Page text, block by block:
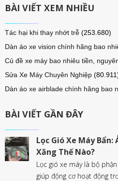
BÀI VIẾT XEM NHIỀU
Tác hại khi thay nhớt trễ (253.680)
Dàn áo xe vision chính hãng bao
Củ đề xe máy bao nhiêu tiền,
Sửa Xe Máy Chuyên Nghiệp
Dàn áo xe airblade chính hãng bao
BÀI VIẾT GẦN ĐÂY
Lọc Gió Xe Máy
Xăng Thế Nào?
Lọc gió xe máy là bộ
giúp động cơ hoạt động